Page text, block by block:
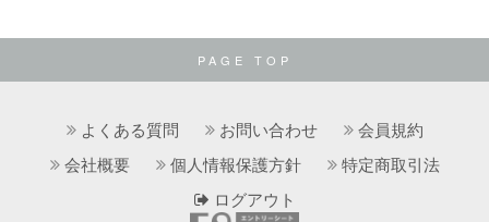
PAGE TOP
よくある質問 お問い合わせ
会員規約
会社概要
個人情報保護方針
特定商取引法
ログアウト